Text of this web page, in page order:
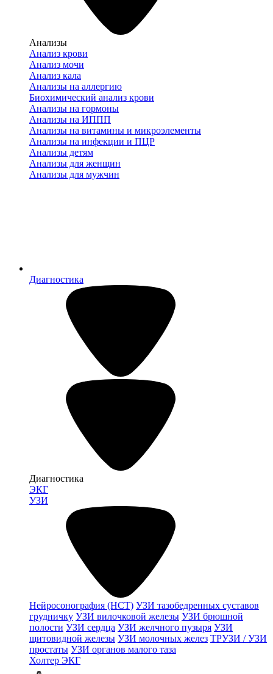
Анализы
Анализ крови
Анализ мочи
Анализ кала
Анализы на аллергию
Биохимический анализ крови
Анализы на гормоны
Анализы на ИППП
Анализы на витамины и микроэлементы
Анализы на инфекции и ПЦР
Анализы детям
Анализы для женщин
Анализы для мужчин
Диагностика
Диагностика
ЭКГ
УЗИ
Нейросонография (НСТ) УЗИ тазобедренных суставов
грудничку УЗИ вилочковой железы УЗИ брюшной
полости УЗИ сердца УЗИ желчного пузыря УЗИ
щитовидной железы УЗИ молочных желез ТРУЗИ / УЗИ
простаты УЗИ органов малого таза
Холтер ЭКГ